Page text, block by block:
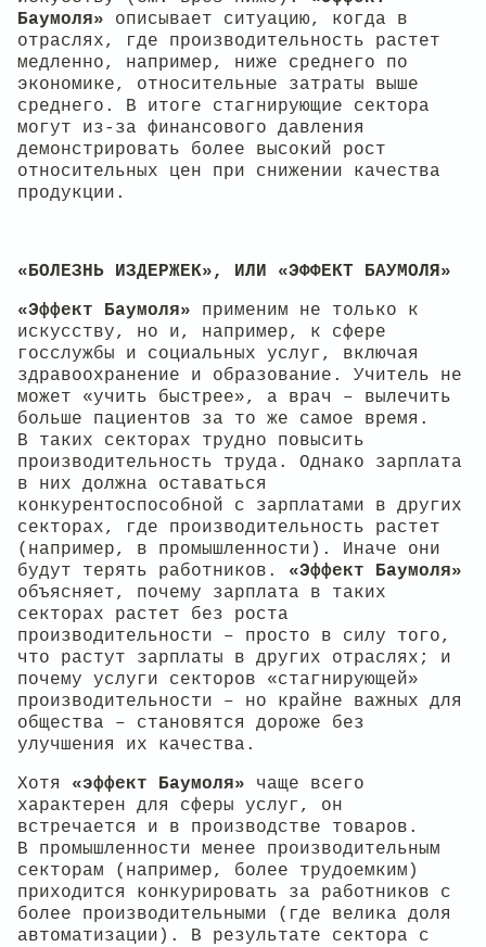
Баумоля» описывает ситуацию, когда в
отраслях, где производительность растет
медленно, например, ниже среднего по
экономике, относительные затраты выше
среднего. В итоге стагнирующие сектора
могут из-за финансового давления
демонстрировать более высокий рост
относительных цен при снижении качества
продукции.
«БОЛЕЗНЬ ИЗДЕРЖЕК», ИЛИ «ЭФФЕКТ БАУМОЛЯ»
«Эффект Баумоля» применим не только к
искусству, но и, например, к сфере
госслужбы и социальных услуг, включая
здравоохранение и образование. Учитель не
может «учить быстрее», а врач – вылечить
больше пациентов за то же самое время.
В таких секторах трудно повысить
производительность труда. Однако зарплата
в них должна оставаться
конкурентоспособной с зарплатами в других
секторах, где производительность растет
(например, в промышленности). Иначе они
будут терять работников. «Эффект Баумоля»
объясняет, почему зарплата в таких
секторах растет без роста
производительности – просто в силу того,
что растут зарплаты в других отраслях; и
почему услуги секторов «стагнирующей»
производительности – но крайне важных для
общества – становятся дороже без
улучшения их качества.
Хотя «эффект Баумоля» чаще всего
характерен для сферы услуг, он
встречается и в производстве товаров.
В промышленности менее производительным
секторам (например, более трудоемким)
приходится конкурировать за работников с
более производительными (где велика доля
автоматизации). В результате сектора с